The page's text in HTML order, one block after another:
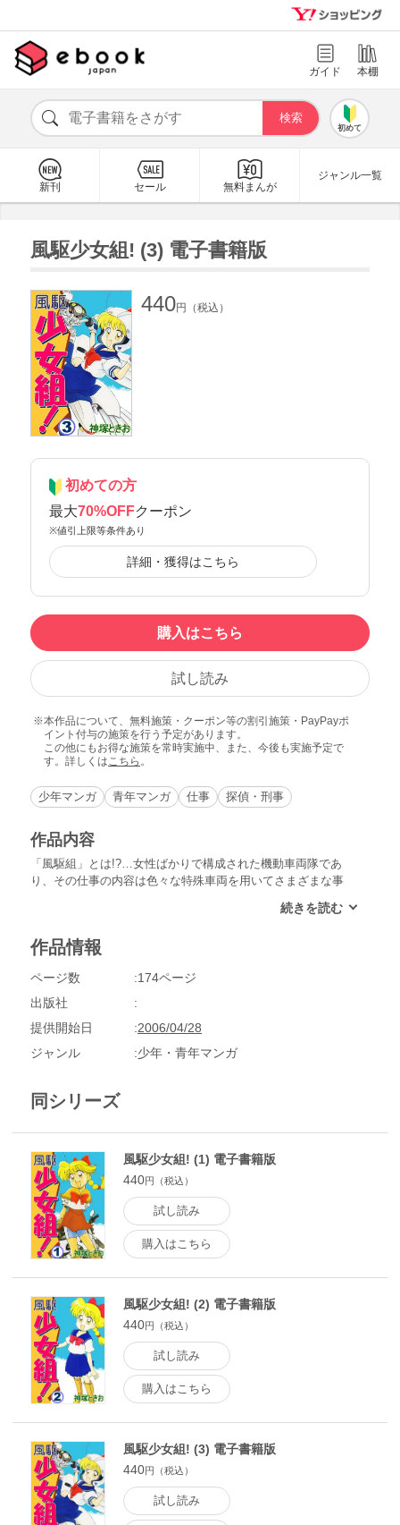
ガイド 本棚
初めて
新刊 セール 無料まんが
ジャンル一覧
風駆少女組! (3) 電子書籍版
440円（税込）
初めての方
最大70%OFFクーポン
※値引上限等条件あり
詳細・獲得はこちら
購入はこちら
試し読み
本作品について、無料施策・クーポン等の割引施策・PayPayポ
イント付与の施策を行う予定があります。
この他にもお得な施策を常時実施中、また、今後も実施予定で
す。詳しくは こちら 。
少年マンガ 青年マンガ 仕事 探偵・刑事
作品内容
「風駆組」とは!?…女性ばかりで構成された機動車両隊であ
り、その仕事の内容は色々な特殊車両を用いてさまざまな事
日も当然スクランブルはある。しかし流石の風駆組も、バイク
お春さんの秘密兵器とは!?
作品情報
ページ数
174ページ
出版社
提供開始日
2006/04/28
ジャンル
少年・青年マンガ
同シリーズ
風駆少女組! (1) 電子書籍版
440円（税込）
試し読み
購入はこちら
風駆少女組! (2) 電子書籍版
440円（税込）
試し読み
購入はこちら
風駆少女組! (3) 電子書籍版
440円（税込）
試し読み